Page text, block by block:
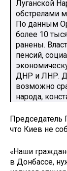
Луганской
обстрелами
По данным
более 10
ранены.
пенсий,
ДНР и ЛНР.
возможно
народа,
Председатель
что Киев не
«Наши
в Донбассе,